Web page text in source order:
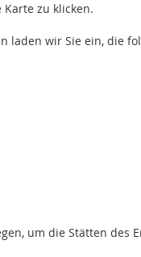
zu klicken.
laden wir Sie ein, die
um die Stätten des